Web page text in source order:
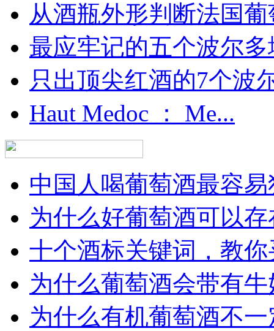
从酒瓶外形判断法国
最应牢记的五个波尔多
只出顶尖红酒的7个波
Haut Medoc ： Me...
中国人喝葡萄酒最容
为什么好葡萄酒可以
十个酒标关键词，教
为什么葡萄酒会带有
为什么有机葡萄酒不